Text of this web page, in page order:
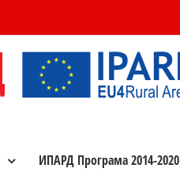
ИПАРД Програма 2014-2020